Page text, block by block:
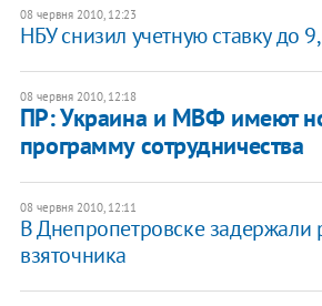
08 червня 2010, 12:23
НБУ снизил учетную ставку до
08 червня 2010, 12:18
ПР: Украина и МВФ имеют
программу сотрудничества
08 червня 2010, 12:11
В Днепропетровске задержали
взяточника